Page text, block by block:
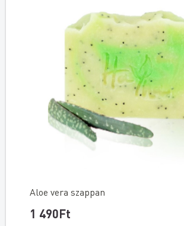
Aloe vera szappan
1 490Ft